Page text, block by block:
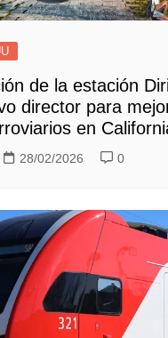
de la estación
director para
en
28/02/2026 0